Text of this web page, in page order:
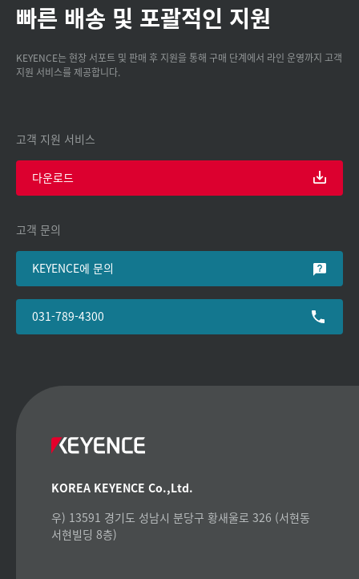
빠른 배송 및 포괄적인 지원
KEYENCE는 현장 서포트 및 판매 후 지원을 통해 구매 단계에서 라인 운영까지 고객
지원 서비스를 제공합니다.
고객 지원 서비스
다운로드
고객 문의
KEYENCE에 문의
031-789-4300
KOREA KEYENCE Co.,Ltd.
우) 13591 경기도 성남시 분당구 황새울로 326 (서현동
서현빌딩 8층)